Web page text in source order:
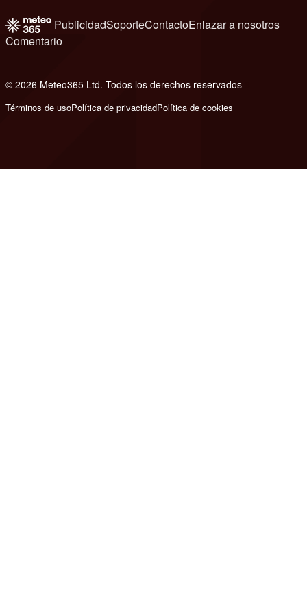
PublicidadSoporteContactoEnlazar a nosotros
Comentario
© 2026 Meteo365 Ltd. Todos los derechos reservados
Términos de usoPolítica de privacidadPolítica de cookies